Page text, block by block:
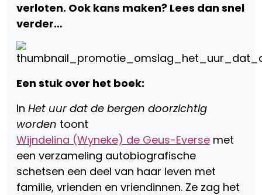
verloten. Ook kans maken? Lees dan snel
verder…
Een stuk over het boek:
In Het uur dat de bergen doorzichtig
worden toont
Wijndelina (Wyneke) de Geus-Everse met
een verzameling autobiografische
schetsen een deel van haar leven met
familie, vrienden en vriendinnen. Ze zag het